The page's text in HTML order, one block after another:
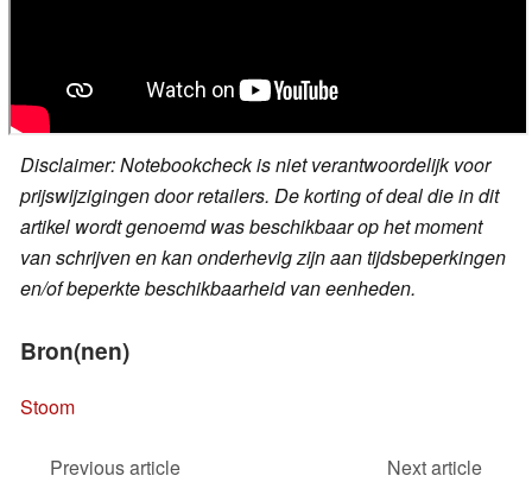
Disclaimer: Notebookcheck is niet verantwoordelijk voor
prijswijzigingen door retailers. De korting of deal die in dit
artikel wordt genoemd was beschikbaar op het moment
van schrijven en kan onderhevig zijn aan tijdsbeperkingen
en/of beperkte beschikbaarheid van eenheden.
Bron(nen)
Stoom
Previous article
Next article